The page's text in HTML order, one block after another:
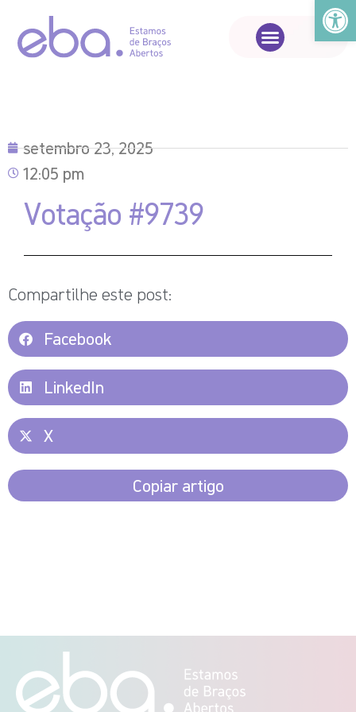
Abrir
setembro 23, 2025
12:05 pm
Votação #9739
Compartilhe este post:
Facebook
LinkedIn
X
Copiar artigo